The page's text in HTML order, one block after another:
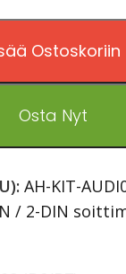
Ostoskoriin
Osta Nyt
AH-KIT-
/ 2-DIN